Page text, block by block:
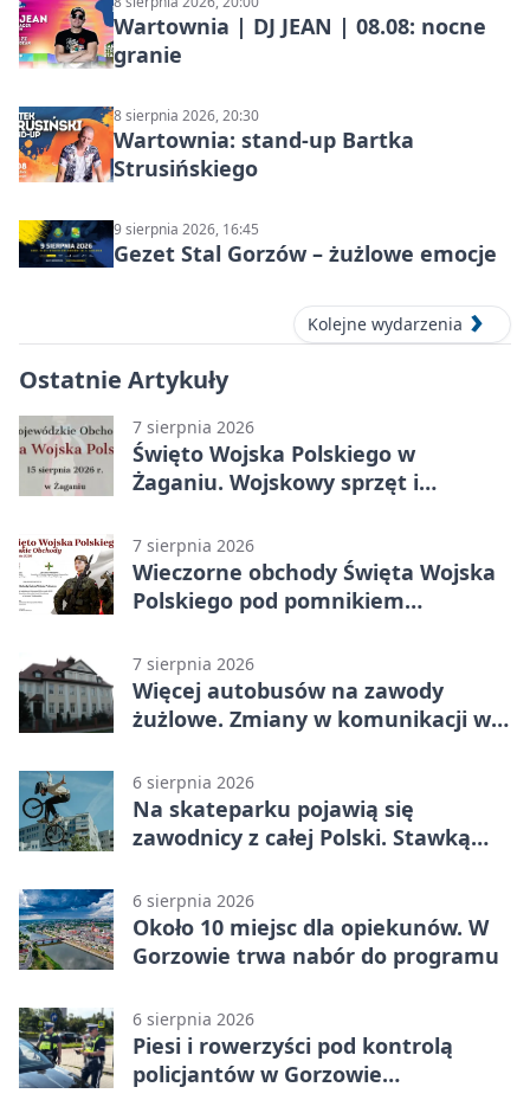
Wartownia | DJ JEAN | 08.08: nocne
granie
8 sierpnia 2026, 20:30
Wartownia: stand-up Bartka
Strusińskiego
9 sierpnia 2026, 16:45
Gezet Stal Gorzów – żużlowe emocje
Kolejne wydarzenia
Ostatnie Artykuły
7 sierpnia 2026
Święto Wojska Polskiego w
Żaganiu. Wojskowy sprzęt i
7 sierpnia 2026
Wieczorne obchody Święta Wojska
Polskiego pod pomnikiem
7 sierpnia 2026
Więcej autobusów na zawody
żużlowe. Zmiany w komunikacji w
6 sierpnia 2026
Na skateparku pojawią się
zawodnicy z całej Polski. Stawką
6 sierpnia 2026
Około 10 miejsc dla opiekunów. W
Gorzowie trwa nabór do programu
6 sierpnia 2026
Piesi i rowerzyści pod kontrolą
policjantów w Gorzowie